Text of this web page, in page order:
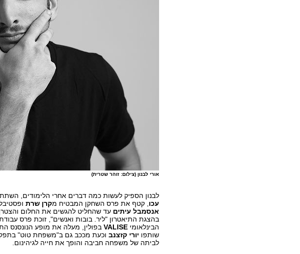
אורי לבנון (צילום: זוהר שטרית)
לבנון הספיק לעשות כמה דברים אחרי הלימודים,
עכו , קטף את פרס השחקן המבטיח מקרן שרת
אנסמבל עיתים עד שהחליט להגשים את החלום
בהצגת התיאטרון "ליר. בובות ואנשים", זוכת פרס
הבינלאומי VALISE בפולין, מעלה את מופע הנונסנס
שותפו יורי קזצנב וכעת מככב גם ב"משפחת טוט"
לביתה של משפחה חביבה והופך את חייה לגיהינום.